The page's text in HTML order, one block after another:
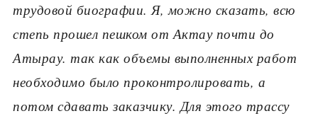
трудовой биографии. Я, можно сказать, всю
степь прошел пешком от Актау почти до
Атырау. так как объемы выполненных работ
необходимо было проконтролировать, а
потом сдавать заказчику. Для этого трассу